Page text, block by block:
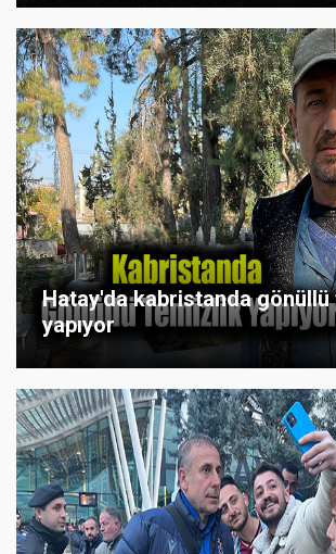
Hatay'da kabristanda
yapıyor